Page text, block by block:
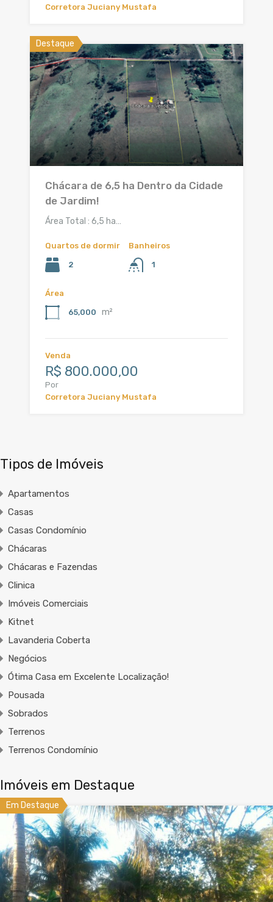
Corretora Juciany Mustafa
Destaque
Chácara de 6,5 ha Dentro da Cidade
de Jardim!
Área Total : 6,5 ha…
Quartos de dormir
2
Banheiros
1
Área
65,000 m²
Venda
R$ 800.000,00
Por
Corretora Juciany Mustafa
Tipos de Imóveis
Apartamentos
Casas
Casas Condomínio
Chácaras
Chácaras e Fazendas
Clinica
Imóveis Comerciais
Kitnet
Lavanderia Coberta
Negócios
Ótima Casa em Excelente Localização!
Pousada
Sobrados
Terrenos
Terrenos Condomínio
Imóveis em Destaque
Em Destaque